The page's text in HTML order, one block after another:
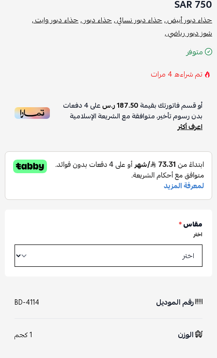
750 SAR
حذاء ديور أبيض ,حذاء ديور نسائي ,حذاء ديور ,حذاء ديور وايت ,
شوز ديور رياضي ,
متوفر
تم شراءه4 مرات
أو قسم فاتورتك بقيمة187.50 ر.س على4دفعات
بدون رسوم تأخير، متوافقة مع الشريعة الإسلامية
اعرف أكثر
مقاس*
اختر
رقم الموديل BD-4114
الوزن 1 كجم